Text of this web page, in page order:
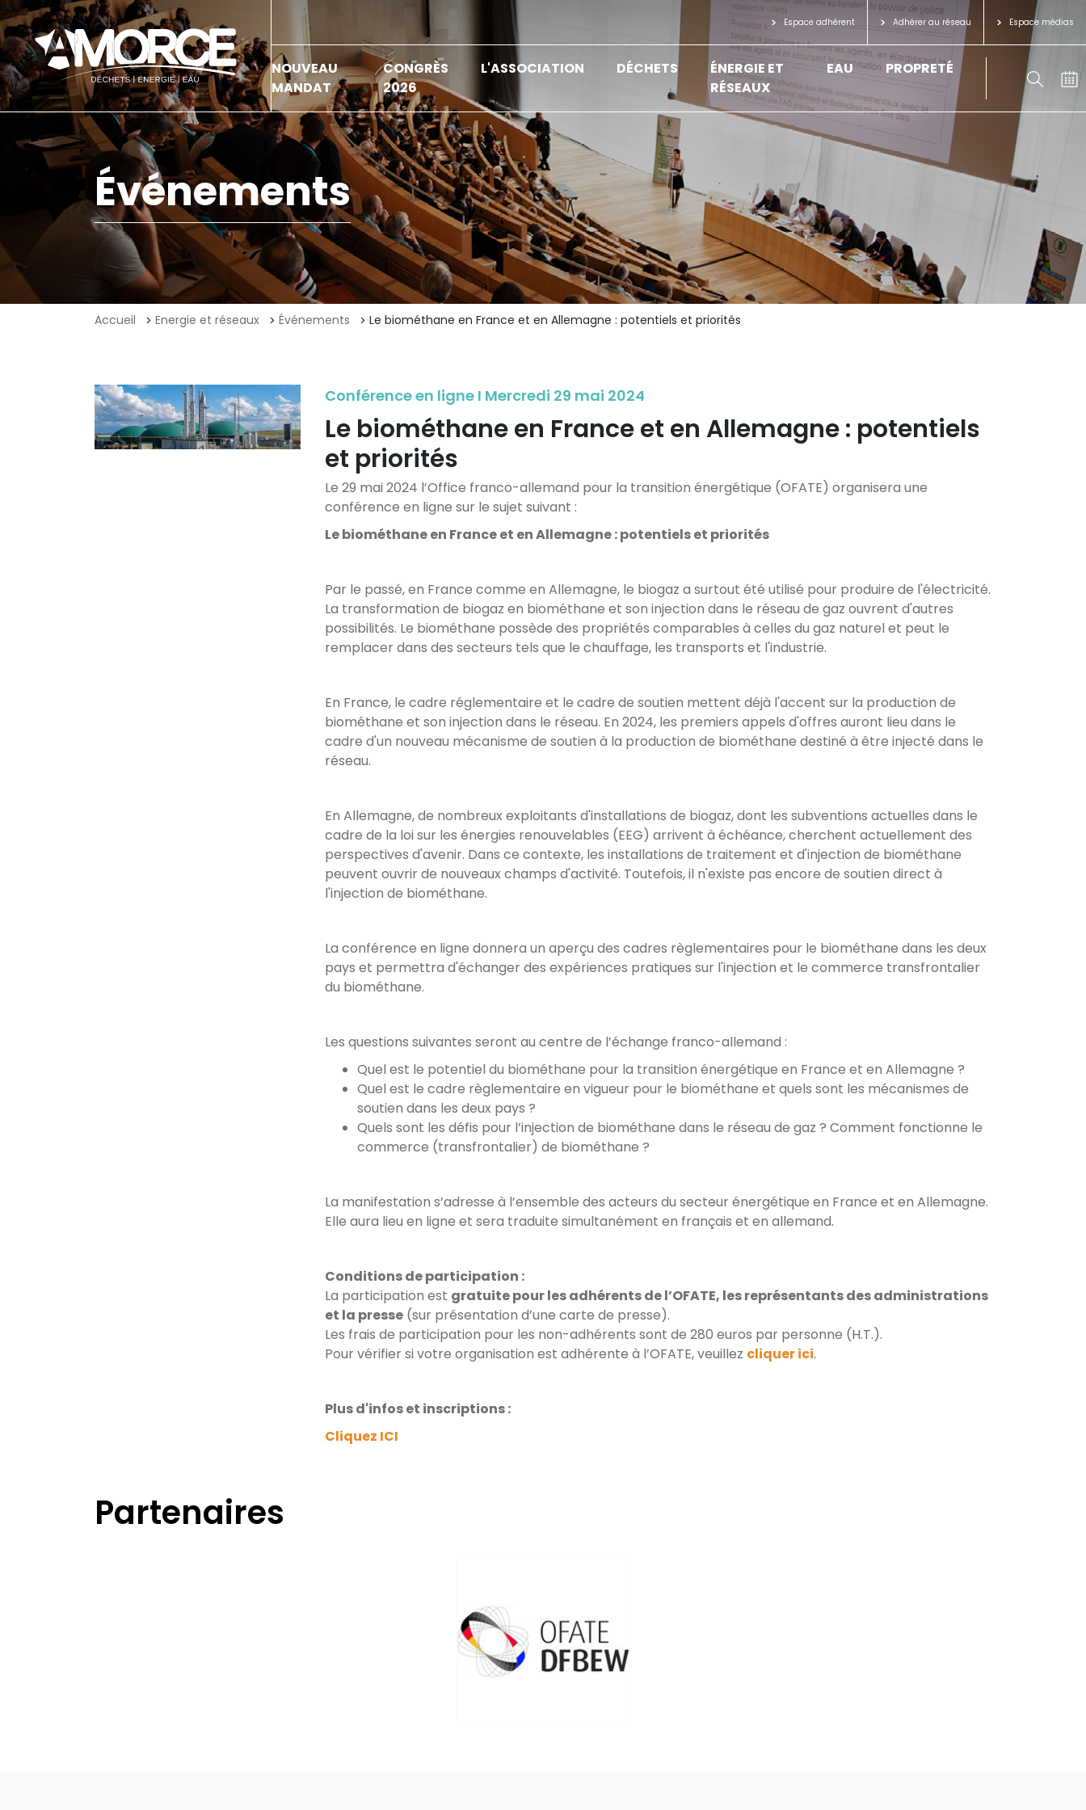
Espace adhérent Adhérer au réseau Espace médias
NOUVEAU
MANDAT
CONGRÈS
2026
L'ASSOCIATION DÉCHETS
ÉNERGIE ET
RÉSEAUX
EAU PROPRETÉ
Événements
Accueil Energie et réseaux Événements Le biométhane en France et en Allemagne : potentiels et priorités
Conférence en ligne I Mercredi 29 mai 2024
Le biométhane en France et en Allemagne : potentiels
et priorités
Le 29 mai 2024 l’Office franco-allemand pour la transition énergétique (OFATE) organisera une
conférence en ligne sur le sujet suivant :
Le biométhane en France et en Allemagne : potentiels et priorités
Par le passé, en France comme en Allemagne, le biogaz a surtout été utilisé pour produire de l'électricité.
La transformation de biogaz en biométhane et son injection dans le réseau de gaz ouvrent d'autres
possibilités. Le biométhane possède des propriétés comparables à celles du gaz naturel et peut le
remplacer dans des secteurs tels que le chauffage, les transports et l'industrie.
En France, le cadre réglementaire et le cadre de soutien mettent déjà l'accent sur la production de
biométhane et son injection dans le réseau. En 2024, les premiers appels d'offres auront lieu dans le
cadre d'un nouveau mécanisme de soutien à la production de biométhane destiné à être injecté dans le
réseau.
En Allemagne, de nombreux exploitants d'installations de biogaz, dont les subventions actuelles dans le
cadre de la loi sur les énergies renouvelables (EEG) arrivent à échéance, cherchent actuellement des
perspectives d'avenir. Dans ce contexte, les installations de traitement et d'injection de biométhane
peuvent ouvrir de nouveaux champs d'activité. Toutefois, il n'existe pas encore de soutien direct à
l'injection de biométhane.
La conférence en ligne donnera un aperçu des cadres règlementaires pour le biométhane dans les deux
pays et permettra d'échanger des expériences pratiques sur l'injection et le commerce transfrontalier
du biométhane.
Les questions suivantes seront au centre de l’échange franco-allemand :
Quel est le potentiel du biométhane pour la transition énergétique en France et en Allemagne ?
Quel est le cadre règlementaire en vigueur pour le biométhane et quels sont les mécanismes de
soutien dans les deux pays ?
Quels sont les défis pour l’injection de biométhane dans le réseau de gaz ? Comment fonctionne le
commerce (transfrontalier) de biométhane ?
La manifestation s’adresse à l’ensemble des acteurs du secteur énergétique en France et en Allemagne.
Elle aura lieu en ligne et sera traduite simultanément en français et en allemand.
Conditions de participation :
La participation est gratuite pour les adhérents de l’OFATE, les représentants des administrations
et la presse (sur présentation d’une carte de presse).
Les frais de participation pour les non-adhérents sont de 280 euros par personne (H.T.).
Pour vérifier si votre organisation est adhérente à l’OFATE, veuillez cliquer ici.
Plus d'infos et inscriptions :
Cliquez ICI
Partenaires